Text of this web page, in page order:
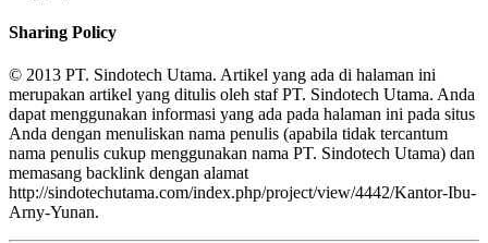
Sharing Policy
© 2013 PT. Sindotech Utama. Artikel yang ada di halaman ini
merupakan artikel yang ditulis oleh staf PT. Sindotech Utama. Anda
dapat menggunakan informasi yang ada pada halaman ini pada situs
Anda dengan menuliskan nama penulis (apabila tidak tercantum
nama penulis cukup menggunakan nama PT. Sindotech Utama) dan
memasang backlink dengan alamat
http://sindotechutama.com/index.php/project/view/4442/Kantor-Ibu-
Arny-Yunan.